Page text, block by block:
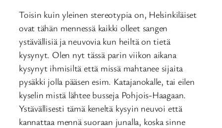
Toisin kuin yleinen stereotypia on, Helsinkiläiset
ovat tähän mennessä kaikki olleet sangen
ystävällisiä ja neuvovia kun heiltä on tietä
kysynyt. Olen nyt tässä parin viikon aikana
kysynyt ihmisiltä että missä mahtanee sijaita
pysäkki jolla pääsen esim. Katajanokalle, tai eilen
kyselin mistä lähtee busseja Pohjois-Haagaan.
Ystävällisesti tämä keneltä kysyin neuvoi että
kannattaa mennä suoraan junalla, koska sinne